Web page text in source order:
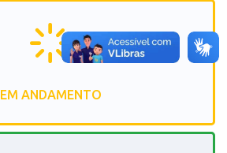
EM ANDAMENTO